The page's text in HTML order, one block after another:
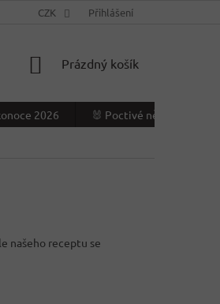
VÝDEJNÍ MÍSTO
CZK Přihlášení
NÁKUPNÍ
Prázdný košík
2026
🐰 Poctivé německé
našeho receptu se